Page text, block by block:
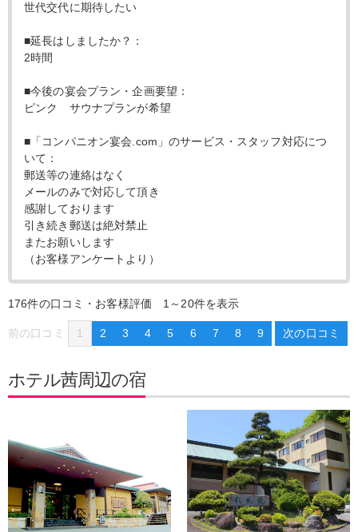
世代交代に期待したい
■延長はしましたか？：
2時間
■今後の宴会プラン・企画要望：
ピンク サウナプランが希望
■「コンパニオン宴会.com」のサービス・スタッフ対応につ
いて：
郵送等の連絡はなく
メールのみで対応して頂き
感謝しております
引き続き郵送は絶対禁止
またお願いします
（お客様アンケートより）
176件の口コミ・お客様評価 1～20件を表示
前の口コミ 1 2 3 4 5 6 7 8 9 次の口コミ
ホテル茜周辺の宿